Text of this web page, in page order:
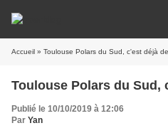
Accueil » Toulouse Polars du Sud, c'est déjà
Toulouse Polars du Sud,
Publié le 10/10/2019 à 12:06
Par Yan